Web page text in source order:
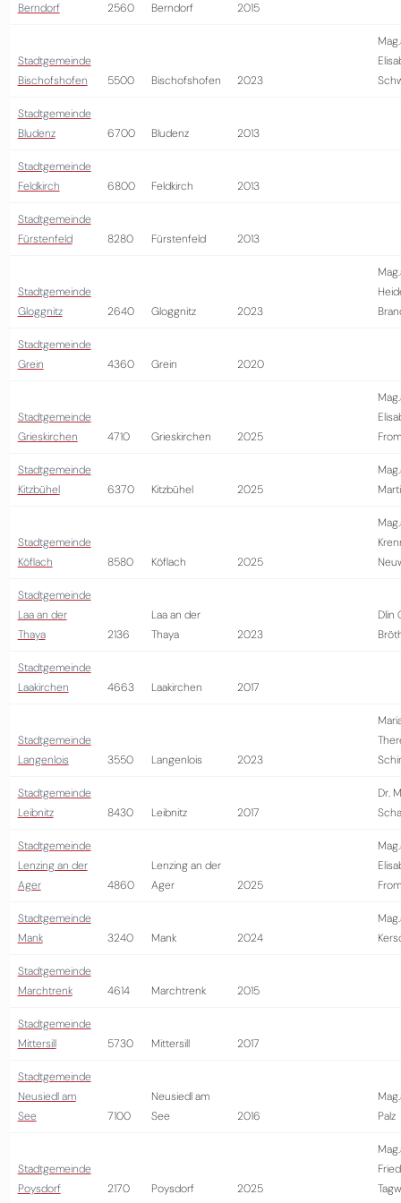
Berndorf
2560 Berndorf 2015
Stadtgemeinde
Bischofshofen
5500 Bischofshofen 2023
Stadtgemeinde
Bludenz
6700 Bludenz 2013
Stadtgemeinde
Feldkirch
6800 Feldkirch 2013
Stadtgemeinde
Fürstenfeld
8280 Fürstenfeld 2013
Stadtgemeinde
Gloggnitz
2640 Gloggnitz 2023
Stadtgemeinde
Grein
4360 Grein 2020
Stadtgemeinde
Grieskirchen
4710 Grieskirchen 2025
Stadtgemeinde
Kitzbühel
6370 Kitzbühel 2025
Stadtgemeinde
Köflach
8580 Köflach 2025
Stadtgemeinde
Laa an der
Thaya
2136
Laa an der
Thaya
2023
DIin
Stadtgemeinde
Laakirchen
4663 Laakirchen 2017
Stadtgemeinde
Langenlois
3550 Langenlois 2023
Stadtgemeinde
Leibnitz
8430 Leibnitz 2017
Dr.
Stadtgemeinde
Lenzing an der
Ager
4860
Lenzing an der
Ager
2025
Stadtgemeinde
Mank
3240 Mank 2024
Stadtgemeinde
Marchtrenk
4614 Marchtrenk 2015
Stadtgemeinde
Mittersill
5730 Mittersill 2017
Stadtgemeinde
Neusiedl am
See
7100
Neusiedl am
See
2016
Palz
Stadtgemeinde
Poysdorf
2170 Poysdorf 2025